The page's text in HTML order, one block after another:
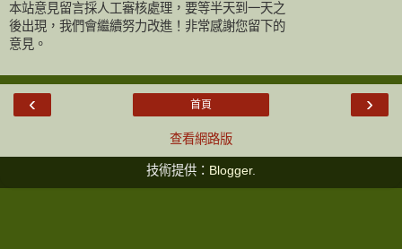
本站意見留言採人工審核處理，要等半天到一天之
後出現，我們會繼續努力改進！非常感謝您留下的
意見。
‹ ›
首頁
查看網路版
技術提供： Blogger.